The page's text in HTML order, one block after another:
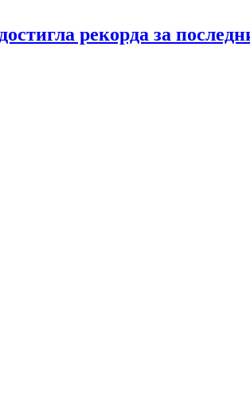
рекорда за